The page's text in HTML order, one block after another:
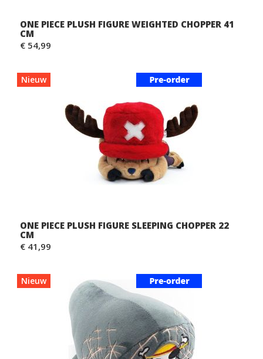
ONE PIECE PLUSH FIGURE WEIGHTED CHOPPER 41
CM
€ 54,99
Nieuw
ONE PIECE PLUSH FIGURE SLEEPING CHOPPER 22
CM
€ 41,99
Nieuw